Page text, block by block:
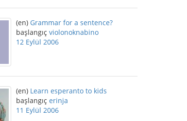
(en) Grammar for a sentence?
başlangıç violonoknabino
12 Eylül 2006
(en) Learn esperanto to kids
başlangıç erinja
11 Eylül 2006